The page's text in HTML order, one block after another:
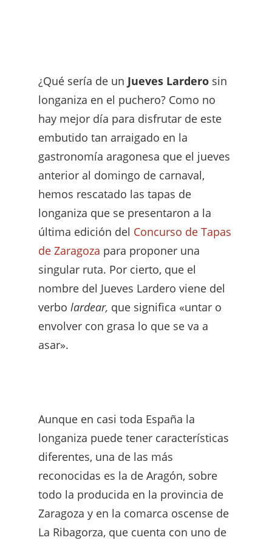
¿Qué sería de un Jueves Larderosin
longaniza en el puchero? Como no
hay mejor día para disfrutar de este
embutido tan arraigado en la
gastronomía aragonesa que el jueves
anterior al domingo de carnaval,
hemos rescatado las tapas de
longaniza que se presentaron a la
última edición del Concurso de Tapas
de Zaragoza para proponer una
singular ruta. Por cierto, que el
nombre del Jueves Lardero viene del
verbo lardear, que significa «untar o
envolver con grasa lo que se va a
asar».
Aunque en casi toda España la
longaniza puede tener características
diferentes, una de las más
reconocidas es la de Aragón, sobre
todo la producida en la provincia de
Zaragoza y en la comarca oscense de
La Ribagorza, que cuenta con uno de